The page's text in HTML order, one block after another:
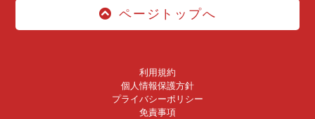
ページトップへ
利用規約
個人情報保護方針
プライバシーポリシー
免責事項